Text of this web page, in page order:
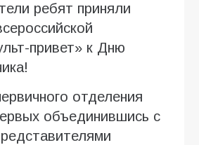
ребят приняли
привет» к Дню
отделения
объединившись с